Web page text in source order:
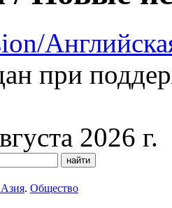
при
2026 г.
. Общество